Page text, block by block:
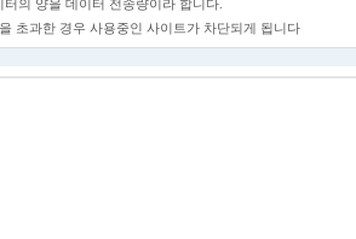
의 양을 데이터 전송량이라 합니다.
초과한 경우 사용중인 사이트가 차단되게 됩니다